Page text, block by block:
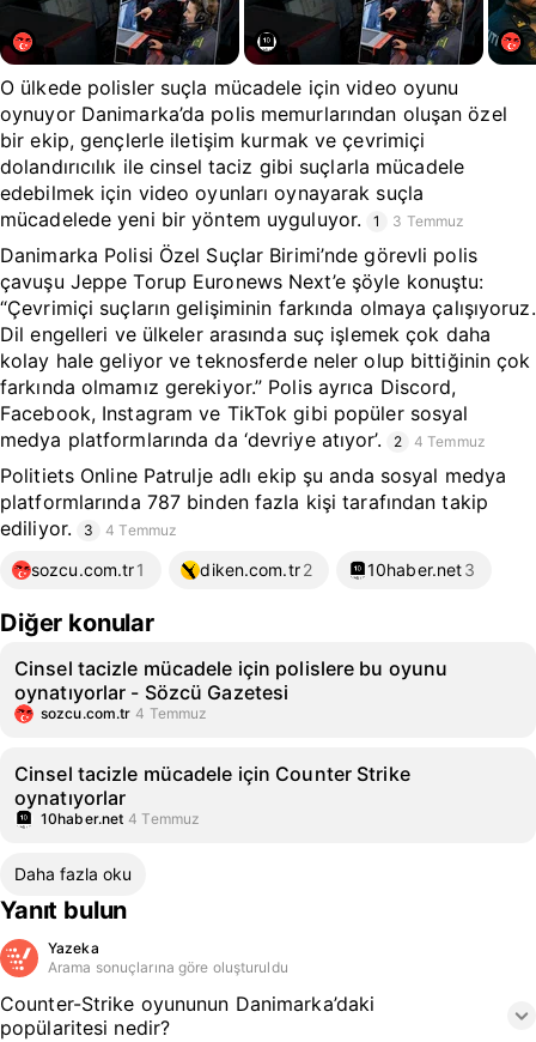
O ülkede polisler suçla mücadele için video oyunu
oynuyor Danimarka’da polis memurlarından oluşan özel
bir ekip, gençlerle iletişim kurmak ve çevrimiçi
dolandırıcılık ile cinsel taciz gibi suçlarla mücadele
edebilmek için video oyunları oynayarak suçla
mücadelede yeni bir yöntem uyguluyor.
1 3 Temmuz
Danimarka Polisi Özel Suçlar Birimi’nde görevli polis
çavuşu Jeppe Torup Euronews Next’e şöyle konuştu:
“Çevrimiçi suçların gelişiminin farkında olmaya çalışıyoruz.
Dil engelleri ve ülkeler arasında suç işlemek çok daha
kolay hale geliyor ve teknosferde neler olup bittiğinin çok
farkında olmamız gerekiyor.” Polis ayrıca Discord,
Facebook, Instagram ve TikTok gibi popüler sosyal
medya platformlarında da ‘devriye atıyor’.
2 4 Temmuz
Politiets Online Patrulje adlı ekip şu anda sosyal medya
platformlarında 787 binden fazla kişi tarafından takip
ediliyor.
3 4 Temmuz
sozcu.com.tr1 diken.com.tr2 10haber.net3
Diğer konular
Cinsel tacizle mücadele için polislere bu oyunu
oynatıyorlar - Sözcü Gazetesi
sozcu.com.tr 4 Temmuz
Cinsel tacizle mücadele için Counter Strike
oynatıyorlar
10haber.net 4 Temmuz
Daha fazla oku
Yanıt bulun
Yazeka
Arama sonuçlarına göre oluşturuldu
Counter-Strike oyununun Danimarka’daki
popülaritesi nedir?